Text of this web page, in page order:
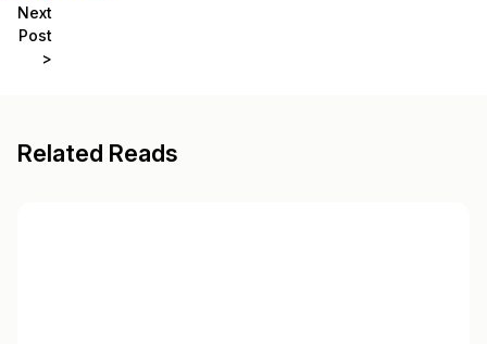
Next
Post
>
Related Reads